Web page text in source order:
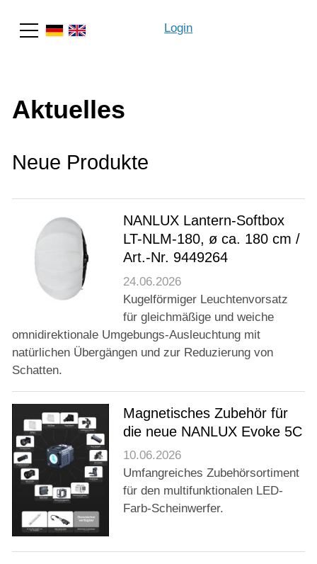
Login
Aktuelles
Neue Produkte
NANLUX Lantern-Softbox
LT-NLM-180, ø ca. 180 cm /
Art.-Nr. 9449264
24.06.2026
Kugelförmiger Leuchtenvorsatz
für gleichmäßige und weiche
omnidirektionale Umgebungs-Ausleuchtung mit
natürlichen Übergängen und zur Reduzierung von
Schatten.
Magnetisches Zubehör für
die neue NANLUX Evoke 5C
10.06.2026
Umfangreiches Zubehörsortiment
für den multifunktionalen LED-
Farb-Scheinwerfer.